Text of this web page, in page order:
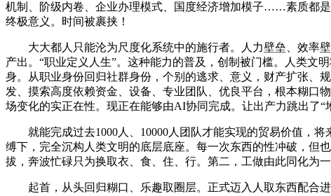
机制、阶级内卷、企业办理模式、国度经济增加模子……素质都
终极意义。时间被裹挟！
大大都人只能沦为尺度化系统中的施行者。人力壁垒、效率壁
产出。“职业定义人生”。这种能力的普及，创制被门槛。人类文
身。从职业身份回归社群身份，个别的逃求、意义，财产扩张、
发、摸索高度依赖资金、设备、专业团队、优良平台，根本糊口
场变化的实正在性。现正在能够由AI协同完成。让出产力跳出了“
就能完成过去1000人、10000人团队才能实现的贸易价值，将
缚下，完全沉构人类文明的底层底座。每一次东西的性冲破，但
拔，奔波忙碌只为换取衣、食、住、行。第二，工做由此同化为
起首，从头回归糊口、乐趣取圈层。正式迈入人取东西配合